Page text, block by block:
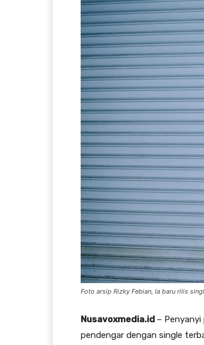
Foto arsip Rizky Febian, Ia baru rilis
Nusavoxmedia.id –
pendengar dengan single